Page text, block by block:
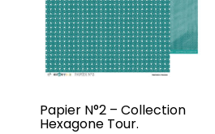
Papier N°2 – Collection
Hexagone Tour.